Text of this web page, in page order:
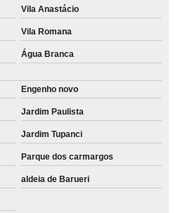
Vila Anastácio
Vila Romana
Água Branca
Engenho novo
Jardim Paulista
Jardim Tupanci
Parque dos carmargos
aldeia de Barueri